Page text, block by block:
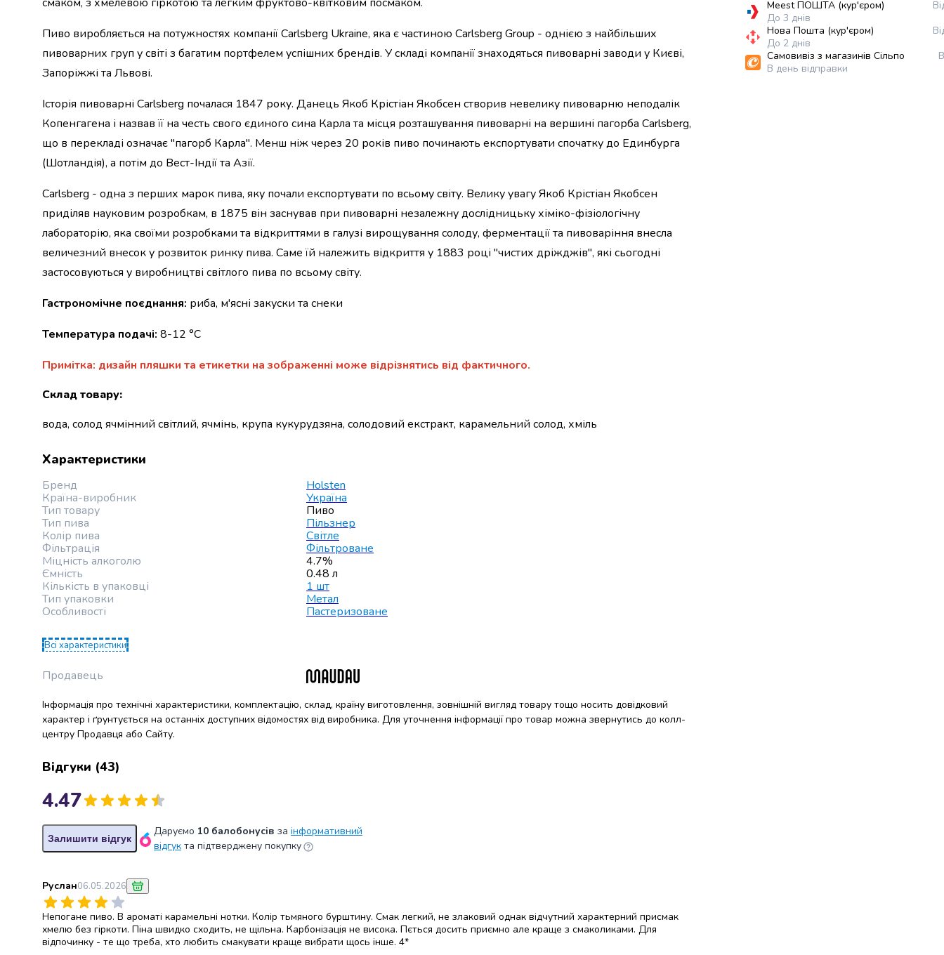
алкоголю
напої
Олія
Макаронні
вироби
сніданки
швидкого
приготування
Спеції
приправи
Цукор
для
Борошно
перець
сіль
Продукти
суші
ролів
Желе
суміші
для
десертів
Крупи
Рис
Гречана
Вівсяна
Бобові
Булгур
Пшенична
крупа
крупа
Кукурудзяна
Ячна
крупа
крупа
Пшоно
Консервовані
продукти
Рибні
Пиво виробляється на потужностях компанії Carlsberg Ukraine, яка є частиною Carlsberg Group - однією з найбільших
пивоварних груп у світі з багатим портфелем успішних брендів. У складі компанії знаходяться пивоварні заводи у Києві,
Запоріжжі та Львові.
Історія пивоварні Carlsberg почалася 1847 року. Данець Якоб Крістіан Якобсен створив невелику пивоварню неподалік
Копенгагена і назвав її на честь свого єдиного сина Карла та місця розташування пивоварні на вершині пагорба Carlsberg,
що в перекладі означає "пагорб Карла". Менш ніж через 20 років пиво починають експортувати спочатку до Единбурга
(Шотландія), а потім до Вест-Індії та Азії.
Carlsberg - одна з перших марок пива, яку почали експортувати по всьому світу. Велику увагу Якоб Крістіан Якобсен
приділяв науковим розробкам, в 1875 він заснував при пивоварні незалежну дослідницьку хіміко-фізіологічну
лабораторію, яка своїми розробками та відкриттями в галузі вирощування солоду, ферментації та пивоваріння внесла
величезний внесок у розвиток ринку пива. Саме їй належить відкриття у 1883 році "чистих дріжджів", які сьогодні
застосовуються у виробництві світлого пива по всьому світу.
Гастрономічне поєднання: риба, м'ясні закуски та снеки
Температура подачі: 8-12 °C
Примітка: дизайн пляшки та етикетки на зображенні може відрізнятись від фактичного.
Склад товару:
вода, солод ячмінний світлий, ячмінь, крупа кукурудзяна, солодовий екстракт, карамельний солод, хміль
Характеристики
Бренд
Holsten
Країна-виробник
Україна
Тип товару
Пиво
Тип пива
Пільзнер
Колір пива
Світле
Фільтрація
Фільтроване
Міцність алкоголю
4.7%
Ємність
0.48 л
Кількість в упаковці
1 шт
Тип упаковки
Метал
Особливості
Пастеризоване
Всі характеристики
Продавець
Інформація про технічні характеристики, комплектацію, склад, країну виготовлення, зовнішній вигляд товару тощо носить довідковий
характер і ґрунтується на останніх доступних відомостях від виробника. Для уточнення інформації про товар можна звернутись до колл-
центру Продавця або Сайту.
Відгуки (43)
4.47
Залишити відгук
Даруємо 10 балобонусів за інформативний
відгук та підтверджену покупку
Руслан06.05.2026
Непогане пиво. В ароматі карамельні нотки. Колір тьмяного бурштину. Смак легкий, не злаковий однак відчутний характерний присмак
хмелю без гіркоти. Піна швидко сходить, не щільна. Карбонізація не висока. Пється досить приємно але краще з смаколиками. Для
відпочинку - те що треба, хто любить смакувати краще вибрати щось інше. 4*
Meest ПОШТА (кур'єром)
До 3 днів
Нова Пошта (кур'єром)
До 2 днів
Самовивіз з магазинів Сільпо
В день відправки